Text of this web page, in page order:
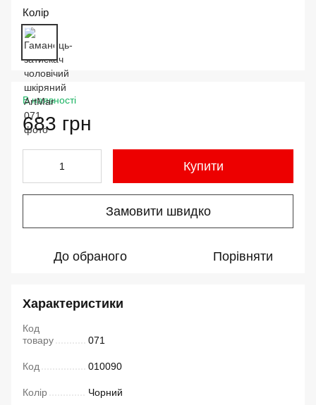
Колір
В наявності
683 грн
Купити
Замовити швидко
До обраного Порівняти
Характеристики
Код
товару
071
Код 010090
Колір Чорний